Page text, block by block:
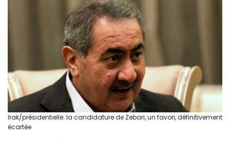
Irak/présidentielle: la candidature de Zebari, un favori, définitivement
écartée